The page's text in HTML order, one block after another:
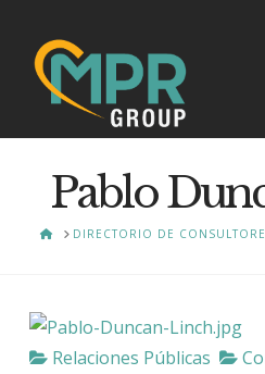
Pablo
HOMEDIRECTORIO DE
Relaciones Públicas